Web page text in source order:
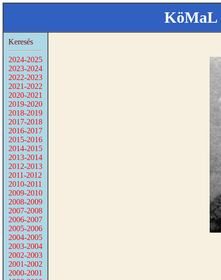
KöMaL
Keresés
2024-2025
2023-2024
2022-2023
2021-2022
2020-2021
2019-2020
2018-2019
2017-2018
2016-2017
2015-2016
2014-2015
2013-2014
2012-2013
2011-2012
2010-2011
2009-2010
2008-2009
2007-2008
2006-2007
2005-2006
2004-2005
2003-2004
2002-2003
2001-2002
2000-2001